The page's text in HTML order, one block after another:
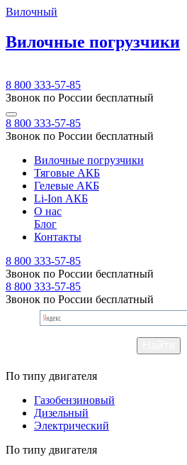
Вилочный
Вилочные погрузчики
8 800 333-57-85
Звонок по России бесплатный
8 800 333-57-85
Звонок по России бесплатный
Вилочные погрузчики
Тяговые АКБ
Гелевые АКБ
Li-Ion АКБ
О нас
Блог
Контакты
8 800 333-57-85
Звонок по России бесплатный
8 800 333-57-85
Звонок по России бесплатный
По типу двигателя
Газобензиновый
Дизельный
Электрический
По типу двигателя